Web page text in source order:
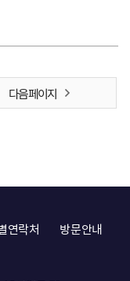
다음 페이지
연락처
방문안내